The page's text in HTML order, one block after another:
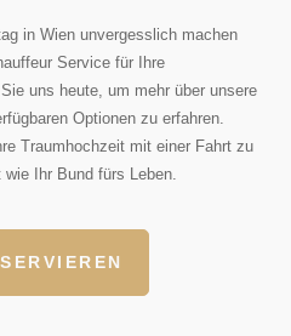
in Wien unvergesslich machen
Service für Ihre
uns heute, um mehr über unsere
Optionen zu erfahren.
Traumhochzeit mit einer Fahrt zu
Ihr Bund fürs Leben.